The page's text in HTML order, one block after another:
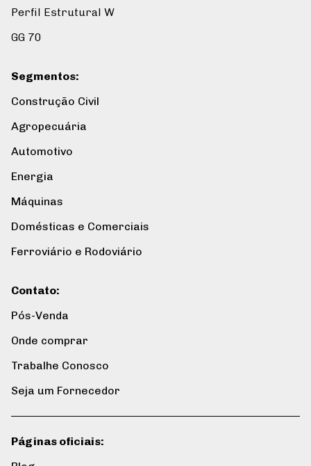
Perfil Estrutural W
GG 70
Segmentos:
Construção Civil
Agropecuária
Automotivo
Energia
Máquinas
Domésticas e Comerciais
Ferroviário e Rodoviário
Contato:
Pós-Venda
Onde comprar
Trabalhe Conosco
Seja um Fornecedor
Páginas oficiais: